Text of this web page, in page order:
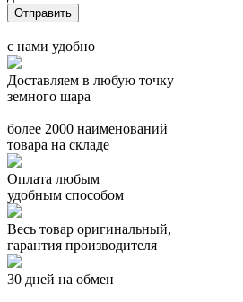
с нами удобно
Доставляем в любую точку
земного шара
более 2000 наименований
товара на складе
Оплата любым
удобным способом
Весь товар оригинальный,
гарантия производителя
30 дней на обмен